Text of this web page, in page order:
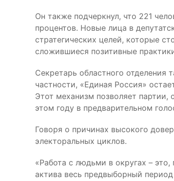
Он также подчеркнул, что 221
процентов. Новые лица в
стратегических целей, которые
сложившиеся позитивные
Секретарь областного отделения
частности, «Единая Россия»
Этот механизм позволяет
этом году в предварительном
Говоря о причинах высокого
электоральных циклов.
«Работа с людьми в округах –
актива весь предвыборный